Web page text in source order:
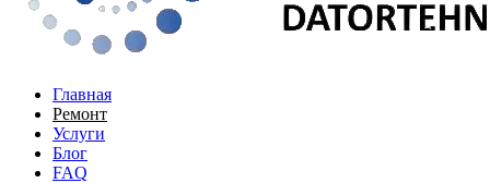
Главная
Ремонт
Услуги
Блог
FAQ